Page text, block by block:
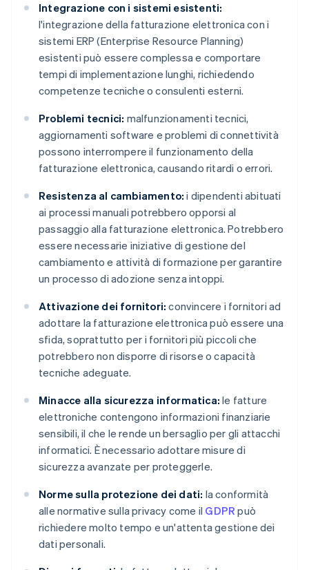
Integrazione con i sistemi esistenti:
l'integrazione della fatturazione elettronica con i
sistemi ERP (Enterprise Resource Planning)
esistenti può essere complessa e comportare
tempi di implementazione lunghi, richiedendo
competenze tecniche o consulenti esterni.
Problemi tecnici: malfunzionamenti tecnici,
aggiornamenti software e problemi di connettività
possono interrompere il funzionamento della
fatturazione elettronica, causando ritardi o errori.
Resistenza al cambiamento: i dipendenti abituati
ai processi manuali potrebbero opporsi al
passaggio alla fatturazione elettronica. Potrebbero
essere necessarie iniziative di gestione del
cambiamento e attività di formazione per garantire
un processo di adozione senza intoppi.
Attivazione dei fornitori: convincere i fornitori ad
adottare la fatturazione elettronica può essere una
sfida, soprattutto per i fornitori più piccoli che
potrebbero non disporre di risorse o capacità
tecniche adeguate.
Minacce alla sicurezza informatica: le fatture
elettroniche contengono informazioni finanziarie
sensibili, il che le rende un bersaglio per gli attacchi
informatici. È necessario adottare misure di
sicurezza avanzate per proteggerle.
Norme sulla protezione dei dati: la conformità
alle normative sulla privacy come il GDPR può
richiedere molto tempo e un'attenta gestione dei
dati personali.